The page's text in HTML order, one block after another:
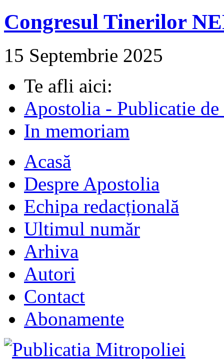
Congresul Tinerilor
15 Septembrie 2025
Te afli aici:
Apostolia - Publicatie
In memoriam
Acasă
Despre Apostolia
Echipa redacțională
Ultimul număr
Arhiva
Autori
Contact
Abonamente